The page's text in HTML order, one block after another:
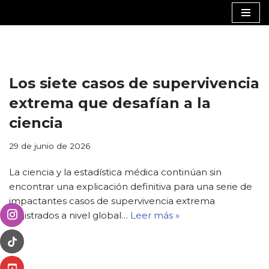
Los siete casos de supervivencia
extrema que desafían a la
ciencia
29 de junio de 2026
La ciencia y la estadística médica continúan sin
encontrar una explicación definitiva para una serie de
impactantes casos de supervivencia extrema
registrados a nivel global… Leer más »